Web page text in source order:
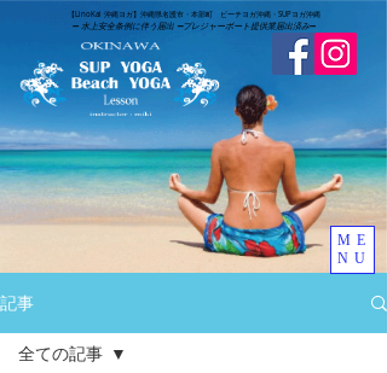
​【LinoKai 沖縄ヨガ】沖縄県名護市・本部町 ビーチヨガ沖縄・SUPヨガ沖縄
➖ 水上安全条例に伴う届出 ➖​プレジャーボート提供業届出済み➖
ME
NU
記事
全ての記事